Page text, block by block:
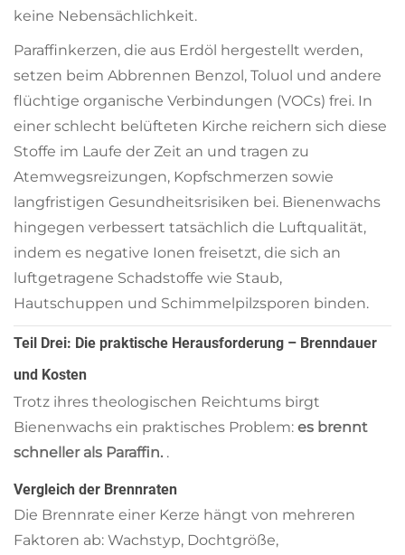
keine Nebensächlichkeit.
Paraffinkerzen, die aus Erdöl hergestellt werden,
setzen beim Abbrennen Benzol, Toluol und andere
flüchtige organische Verbindungen (VOCs) frei. In
einer schlecht belüfteten Kirche reichern sich diese
Stoffe im Laufe der Zeit an und tragen zu
Atemwegsreizungen, Kopfschmerzen sowie
langfristigen Gesundheitsrisiken bei. Bienenwachs
hingegen verbessert tatsächlich die Luftqualität,
indem es negative Ionen freisetzt, die sich an
luftgetragene Schadstoffe wie Staub,
Hautschuppen und Schimmelpilzsporen binden.
Teil Drei: Die praktische Herausforderung – Brenndauer
und Kosten
Trotz ihres theologischen Reichtums birgt
Bienenwachs ein praktisches Problem: es brennt
schneller als Paraffin. .
Vergleich der Brennraten
Die Brennrate einer Kerze hängt von mehreren
Faktoren ab: Wachstyp, Dochtgröße,